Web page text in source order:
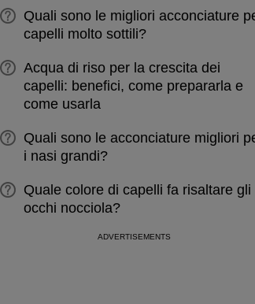
Quali sono le migliori acconciature
capelli molto sottili?
Acqua di riso per la crescita dei
capelli: benefici, come prepararla e
come usarla
Quali sono le acconciature migliori
i nasi grandi?
Quale colore di capelli fa risaltare gli
occhi nocciola?